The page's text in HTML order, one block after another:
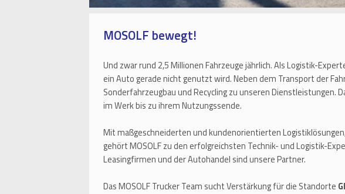
MOSOLF bewegt!
Und zwar rund 2,5 Millionen Fahrzeuge jährlich. Als Logistik-
ein Auto gerade nicht genutzt wird. Neben dem Transport der
Sonderfahrzeugbau und Recycling zu unseren Dienstleistungen.
im Werk bis zu ihrem Nutzungssende.
Mit maßgeschneiderten und kundenorientierten
gehört MOSOLF zu den erfolgreichsten Technik- und Logistik-
Leasingfirmen und der Autohandel sind unsere Partner.
Das MOSOLF Trucker Team sucht Verstärkung für die Standorte